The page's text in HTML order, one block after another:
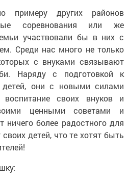
примеру других районов
соревнования или же
участвовали бы в них с
Среди нас много не только
с внуками связывают
Наряду с подготовкой к
детей, они с новыми силами
своих внуков и
ценными советами и
более радостного для
детей, что те хотят быть